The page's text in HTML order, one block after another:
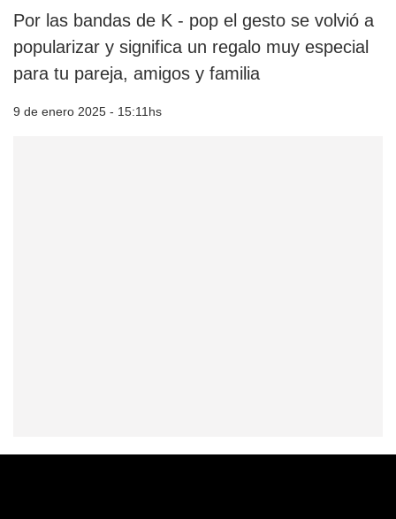
Por las bandas de K - pop el gesto se volvió a
popularizar y significa un regalo muy especial
para tu pareja, amigos y familia
9 de enero 2025 - 15:11hs